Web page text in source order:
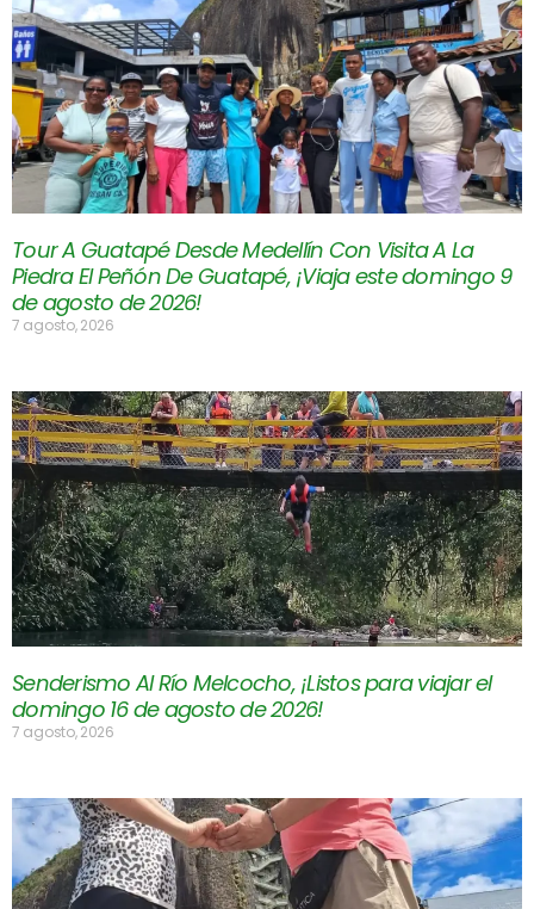
Tour A Guatapé Desde Medellín Con Visita A La
Piedra El Peñón De Guatapé, ¡Viaja este domingo 9
de agosto de 2026!
7 agosto, 2026
Senderismo Al Río Melcocho, ¡Listos para viajar el
domingo 16 de agosto de 2026!
7 agosto, 2026